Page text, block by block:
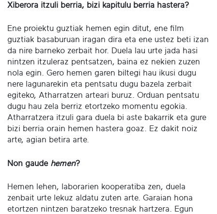
Xiberora itzuli berria, bizi kapitulu berria hastera?
Ene proiektu guztiak hemen egin ditut, ene film
guztiak basaburuan iragan dira eta ene ustez beti izan
da nire barneko zerbait hor. Duela lau urte jada hasi
nintzen itzuleraz pentsatzen, baina ez nekien zuzen
nola egin. Gero hemen garen biltegi hau ikusi dugu
nere lagunarekin eta pentsatu dugu bazela zerbait
egiteko, Atharratzen arteari buruz. Orduan pentsatu
dugu hau zela berriz etortzeko momentu egokia.
Atharratzera itzuli gara duela bi aste bakarrik eta gure
bizi berria orain hemen hastera goaz. Ez dakit noiz
arte, agian betira arte.
Non gaude hemen?
Hemen lehen, laborarien kooperatiba zen, duela
zenbait urte lekuz aldatu zuten arte. Garaian hona
etortzen nintzen baratzeko tresnak hartzera. Egun